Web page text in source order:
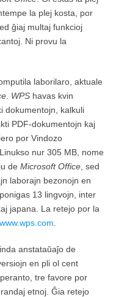
la plej kosta, por
ĝiaj multaj funkcioj
Ni provu la
laborilaro, aktuale
WPS havas kvin
dokumentojn, kalkuli
PDF-dokumentojn kaj
por Vindozo
nur 305 MB, nome
de Microsoft Office , sed
laborajn bezonojn en
13 lingvojn, inter
japana. La retejo por la
www.wps.com
anstataŭaĵo de
en pli ol cent
tre favore por
etnoj. Ĝia retejo